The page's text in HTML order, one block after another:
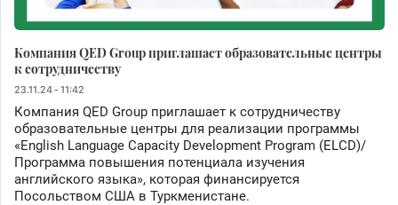
Компания QED Group приглашает образовательные центры
к сотрудничеству
23.11.24 - 11:42
Компания QED Group приглашает к сотрудничеству
образовательные центры для реализации программы
«English Language Capacity Development Program (ELCD)/
Программа повышения потенциала изучения
английского языка», которая финансируется
Посольством США в Туркменистане.